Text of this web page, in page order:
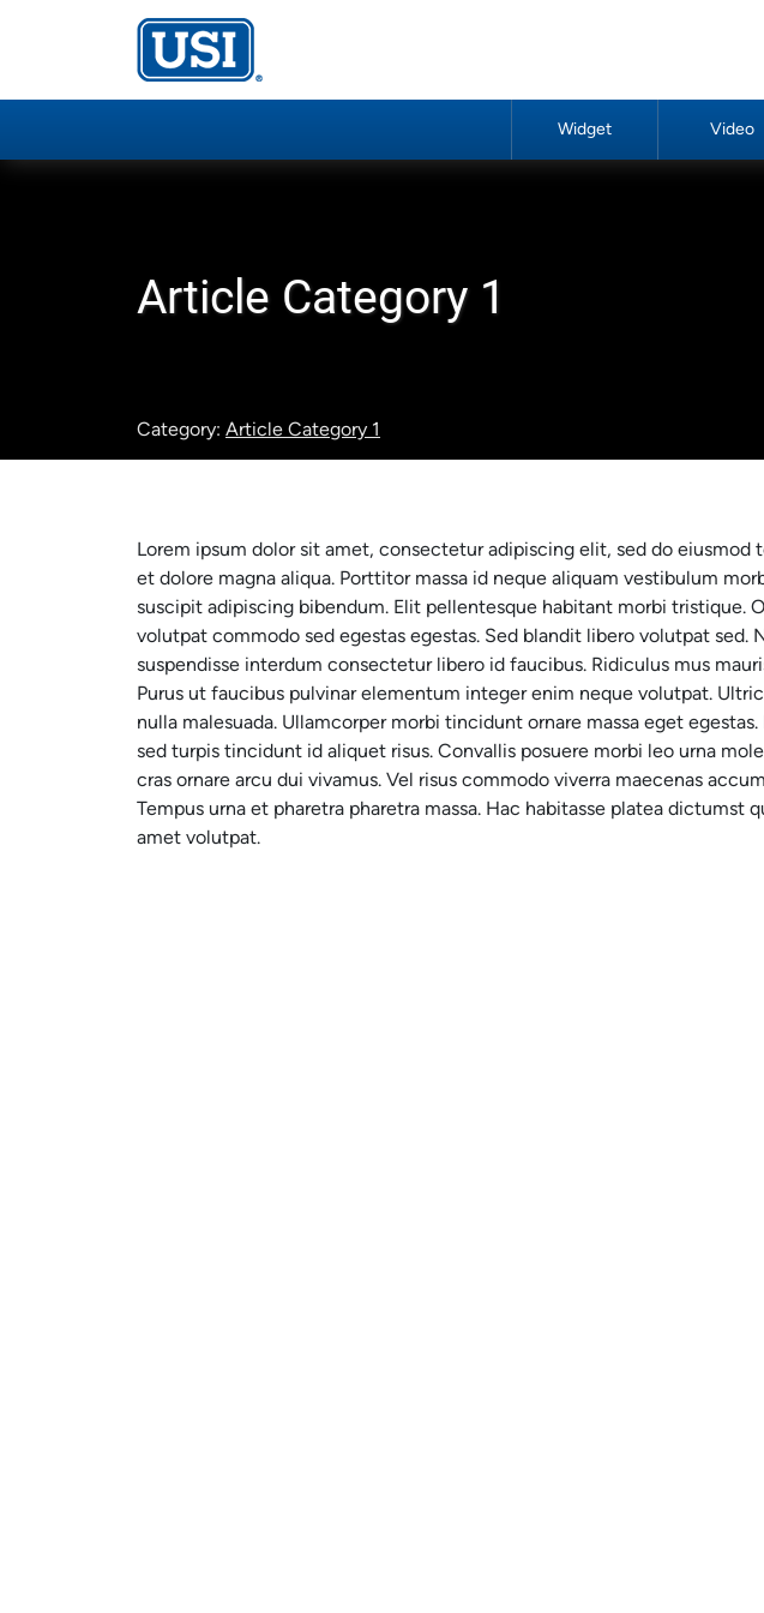
Widget Video
Article Category 1
Category: Article Category 1
Lorem ipsum dolor sit amet, consectetur adipiscing elit, sed do eiusmod
et dolore magna aliqua. Porttitor massa id neque aliquam vestibulum
suscipit adipiscing bibendum. Elit pellentesque habitant morbi tristique.
volutpat commodo sed egestas egestas. Sed blandit libero volutpat sed.
suspendisse interdum consectetur libero id faucibus. Ridiculus mus
Purus ut faucibus pulvinar elementum integer enim neque volutpat.
nulla malesuada. Ullamcorper morbi tincidunt ornare massa eget
sed turpis tincidunt id aliquet risus. Convallis posuere morbi leo urna
cras ornare arcu dui vivamus. Vel risus commodo viverra maecenas
Tempus urna et pharetra pharetra massa. Hac habitasse platea dictumst
amet volutpat.